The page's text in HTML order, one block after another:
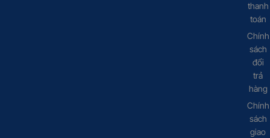
thanh
toán
Chính
sách
đổi
trả
hàng
Chính
sách
giao